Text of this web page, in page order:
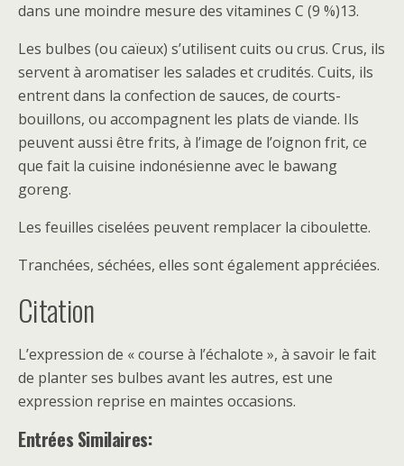
dans une moindre mesure des vitamines C (9 %)13.
Les bulbes (ou caïeux) s’utilisent cuits ou crus. Crus, ils
servent à aromatiser les salades et crudités. Cuits, ils
entrent dans la confection de sauces, de courts-
bouillons, ou accompagnent les plats de viande. Ils
peuvent aussi être frits, à l’image de l’oignon frit, ce
que fait la cuisine indonésienne avec le bawang
goreng.
Les feuilles ciselées peuvent remplacer la ciboulette.
Tranchées, séchées, elles sont également appréciées.
Citation
L’expression de « course à l’échalote », à savoir le fait
de planter ses bulbes avant les autres, est une
expression reprise en maintes occasions.
Entrées Similaires: